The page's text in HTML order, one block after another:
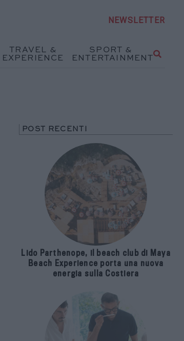
NEWSLETTER
TRAVEL &
EXPERIENCE
SPORT &
ENTERTAINMENT
POST RECENTI
Lido Parthenope, il beach club di Maya
Beach Experience porta una nuova
energia sulla Costiera